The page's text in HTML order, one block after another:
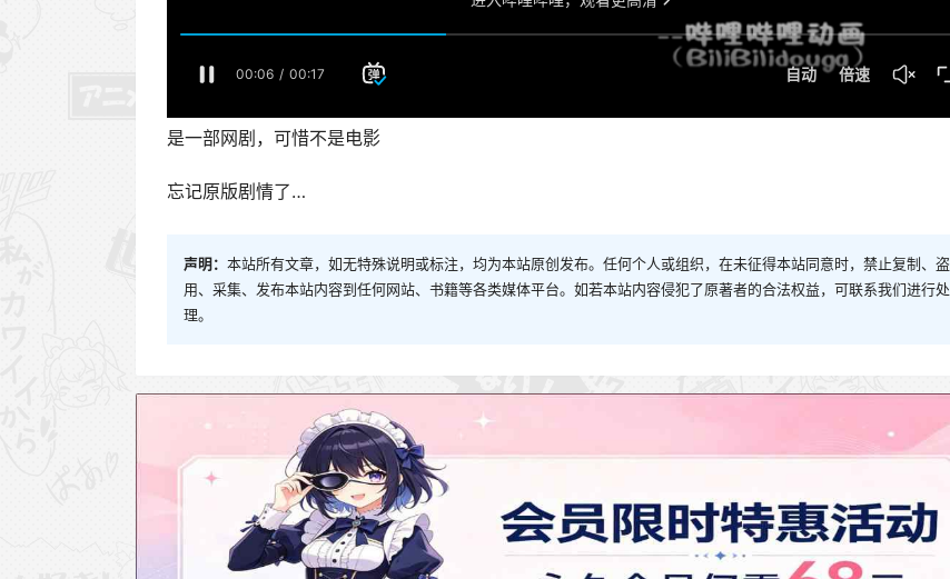
是一部网剧，可惜不是电影
忘记原版剧情了…
声明： 本站所有文章，如无特殊说明或标注，均为本站原创发布。任何个人或组织，在未征得本站同意时，禁止复制、盗
用、采集、发布本站内容到任何网站、书籍等各类媒体平台。如若本站内容侵犯了原著者的合法权益，可联系我们进行处
理。